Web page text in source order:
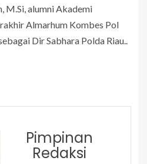
M.Si, alumni Akademi
Almarhum Kombes Pol
Dir Sabhara Polda Riau..
Pimpinan
Redaksi